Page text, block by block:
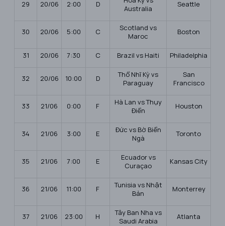
29 20/06 2:00 D
Australia
Seattle
30 20/06 5:00 C
Scotland vs
Maroc
Boston
31 20/06 7:30 C Brazil vs Haiti Philadelphia
32 20/06 10:00 D
Thổ Nhĩ Kỳ vs
Paraguay
San
Francisco
33 21/06 0:00 F
Hà Lan vs Thụy
Điển
Houston
34 21/06 3:00 E
Đức vs Bờ Biển
Ngà
Toronto
35 21/06 7:00 E
Ecuador vs
Curaçao
Kansas City
36 21/06 11:00 F
Tunisia vs Nhật
Bản
Monterrey
37 21/06 23:00 H
Tây Ban Nha vs
Saudi Arabia
Atlanta